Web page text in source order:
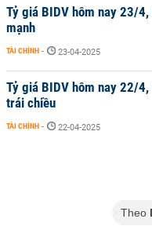
Tỷ giá BIDV hôm nay 23/
mạnh
TÀI CHÍNH - 23-04-2025
Tỷ giá BIDV hôm nay 22/4,
trái chiều
TÀI CHÍNH - 22-04-2025
Theo